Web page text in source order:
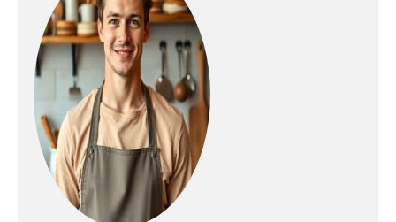
temps de préparation
rapide de 30 à 40
minutes, vous
permettant de
déguster rapidement
vos desserts glacés
faits maison. Son
arrêt automatique
assure une utilisation
en toute sécurité.